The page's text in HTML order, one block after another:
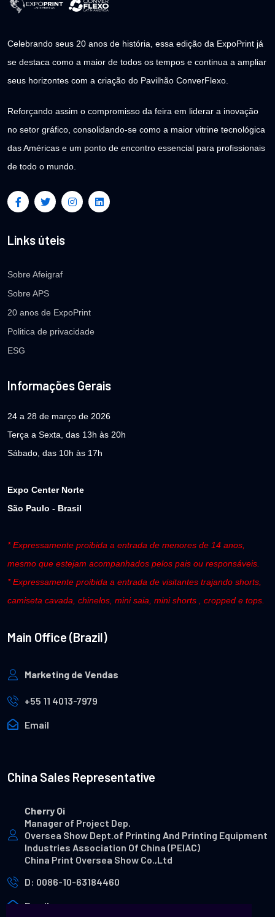
Celebrando seus 20 anos de história, essa edição da ExpoPrint já
se destaca como a maior de todos os tempos e continua a ampliar
seus horizontes com a criação do Pavilhão ConverFlexo.
Reforçando assim o compromisso da feira em liderar a inovação
no setor gráfico, consolidando-se como a maior vitrine tecnológica
das Américas e um ponto de encontro essencial para profissionais
de todo o mundo.
Links úteis
Sobre Afeigraf
Sobre APS
20 anos de ExpoPrint
Politica de privacidade
ESG
Informações Gerais
24 a 28 de março de 2026
Terça a Sexta, das 13h às 20h
Sábado, das 10h às 17h
Expo Center Norte
São Paulo - Brasil
* Expressamente proibida a entrada de menores de 14 anos,
mesmo que estejam acompanhados pelos pais ou responsáveis.
* Expressamente proibida a entrada de visitantes trajando shorts,
camiseta cavada, chinelos, mini saia, mini shorts , cropped e tops.
Main Office (Brazil)
Marketing de Vendas
+55 11 4013-7979
Email
China Sales Representative
Cherry Qi
Manager of Project Dep.
Oversea Show Dept.of Printing And Printing Equipment
Industries Association Of China (PEIAC)
China Print Oversea Show Co.,Ltd
D: 0086-10-63184460
Email